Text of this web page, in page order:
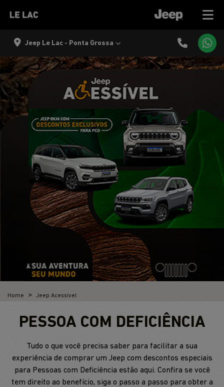
Jeep Le Lac - Ponta Grossa
Home Jeep Acessível
PESSOA COM DEFICIÊNCIA
Tudo o que você precisa saber para facilitar a sua
experiência de comprar um Jeep com descontos especiais
para Pessoas com Deficiência estão aqui. Confira se você
tem direito ao benefício, siga o passo a passo para obter a